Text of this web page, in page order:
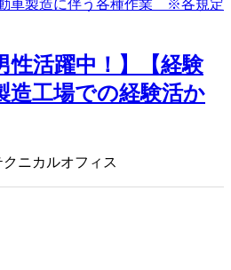
性活躍中！】【経験
造工場での経験活か
クニカルオフィス